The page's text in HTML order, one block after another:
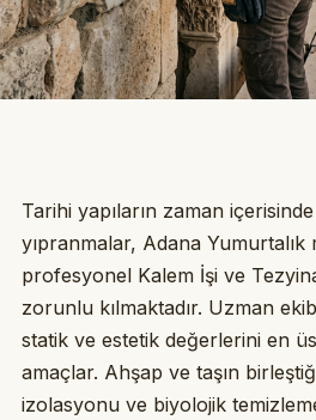
Tarihi yapıların zaman
yıpranmalar, Adana Yumurtalık
profesyonel Kalem İşi ve
zorunlu kılmaktadır. Uzman
statik ve estetik değerlerini en
amaçlar. Ahşap ve taşın
izolasyonu ve biyolojik